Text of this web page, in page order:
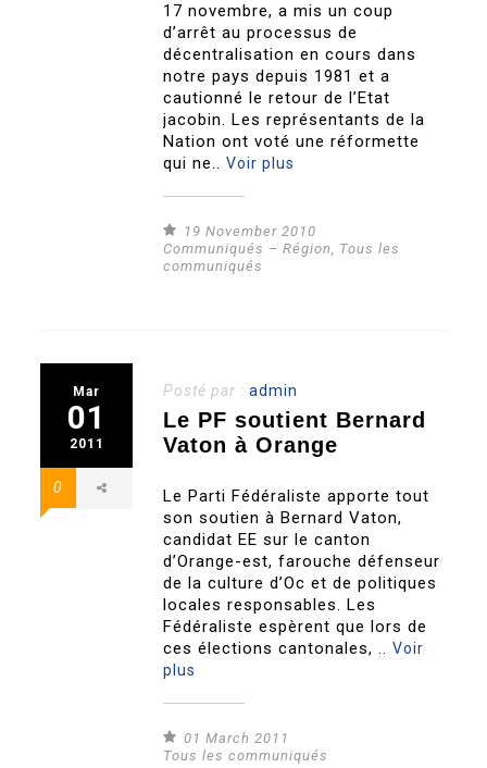
17 novembre, a mis un coup
d’arrêt au processus de
décentralisation en cours dans
notre pays depuis 1981 et a
cautionné le retour de l’Etat
jacobin. Les représentants de la
Nation ont voté une réformette
qui ne..Voir plus
19 November 2010
Communiqués – Région, Tous les
communiqués
Mar
01
2011
0
Posté par :admin
Le PF soutient Bernard
Vaton à Orange
Le Parti Fédéraliste apporte tout
son soutien à Bernard Vaton,
candidat EE sur le canton
d’Orange-est, farouche défenseur
de la culture d’Oc et de politiques
locales responsables. Les
Fédéraliste espèrent que lors de
ces élections cantonales, ..Voir
plus
01 March 2011
Tous les communiqués